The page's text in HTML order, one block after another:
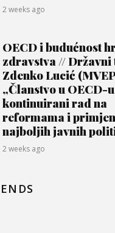
2 weeks ago
OECD i budućnost
zdravstva //
Zdenko Lucić
„Članstvo u OECD-
kontinuirani rad na
reformama i
najboljih javnih
2 weeks ago